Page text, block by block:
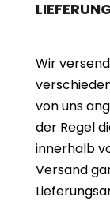
Wir
von uns
der Regel
innerhalb
Versand